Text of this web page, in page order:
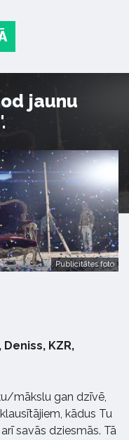
jaunu
Publicitātes foto
KZR,
mākslu gan dzīvē,
kādus Tu
savās dziesmās. Tā